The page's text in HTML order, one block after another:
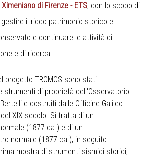
di Firenze - ETS, con lo scopo di
il ricco patrimonio storico e
e continuare le attività di
e di ricerca.
progetto TROMOS sono stati
strumenti di proprietà dell'Osservatorio
e costruiti dalle Officine Galileo
XIX secolo. Si tratta di un
(1877 ca.) e di un
normale (1877 ca.), in seguito
mostra di strumenti sismici storici,